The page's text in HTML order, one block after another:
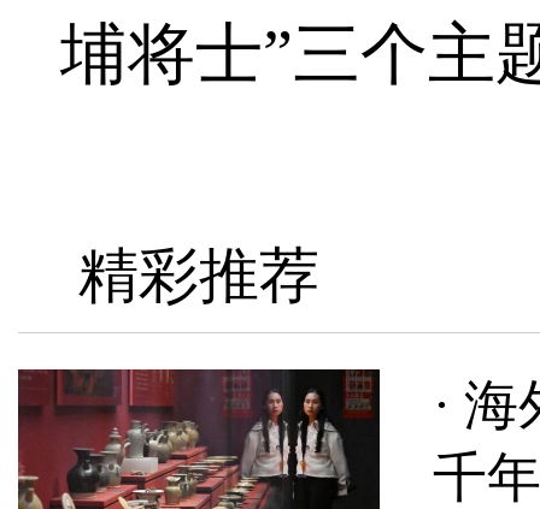
埔将士”三个主
精彩推荐
·
千